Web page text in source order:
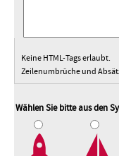
Keine HTML-Tags erlaubt.
Zeilenumbrüche und
Wählen Sie bitte aus den